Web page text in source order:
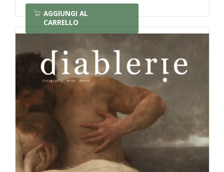
AGGIUNGI AL
CARRELLO